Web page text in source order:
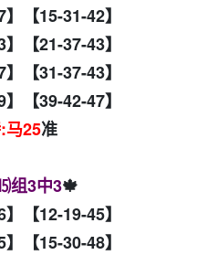
【15-31-42】
【21-37-43】
【31-37-43】
【39-42-47】
马25准
组3中3🍁
【12-19-45】
【15-30-48】